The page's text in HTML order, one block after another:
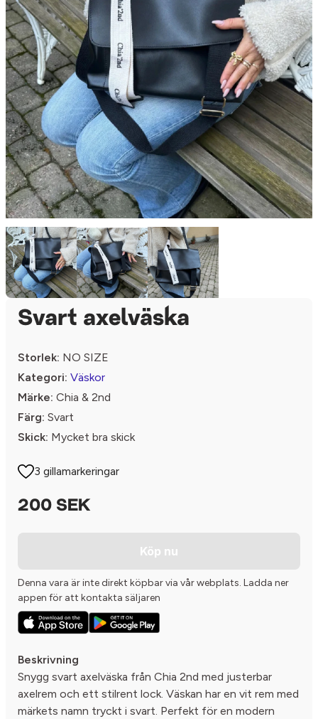
Svart axelväska
Storlek: NO SIZE
Kategori: Väskor
Märke: Chia & 2nd
Färg: Svart
Skick: Mycket bra skick
3 gillamarkeringar
200 SEK
Köp nu
Denna vara är inte direkt köpbar via vår webplats. Ladda ner
appen för att kontakta säljaren
Beskrivning
Snygg svart axelväska från Chia 2nd med justerbar
axelrem och ett stilrent lock. Väskan har en vit rem med
märkets namn tryckt i svart. Perfekt för en modern